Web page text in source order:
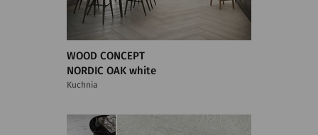
WOOD CONCEPT
NORDIC OAK white
Kuchnia